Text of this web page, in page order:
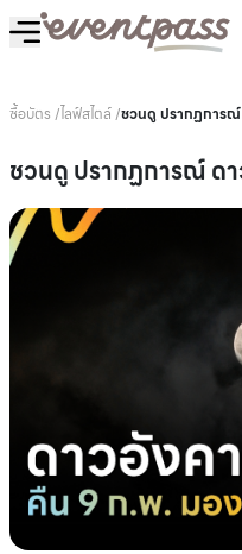
ซื้อบัตร /ไลฟ์สไตล์/ชวนดู ปรากฏการณ์
ชวนดู ปรากฏการณ์ ด